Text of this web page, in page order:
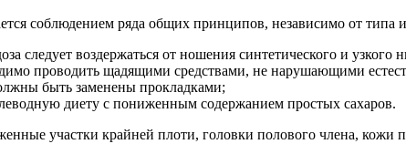
соблюдением ряда общих принципов, независимо от типа
следует воздержаться от ношения синтетического и узкого
проводить щадящими средствами, не нарушающими
быть заменены прокладками;
диету с пониженным содержанием простых сахаров.
участки крайней плоти, головки полового члена,